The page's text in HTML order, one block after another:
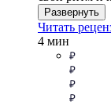
Развернуть
Читать
4 мин